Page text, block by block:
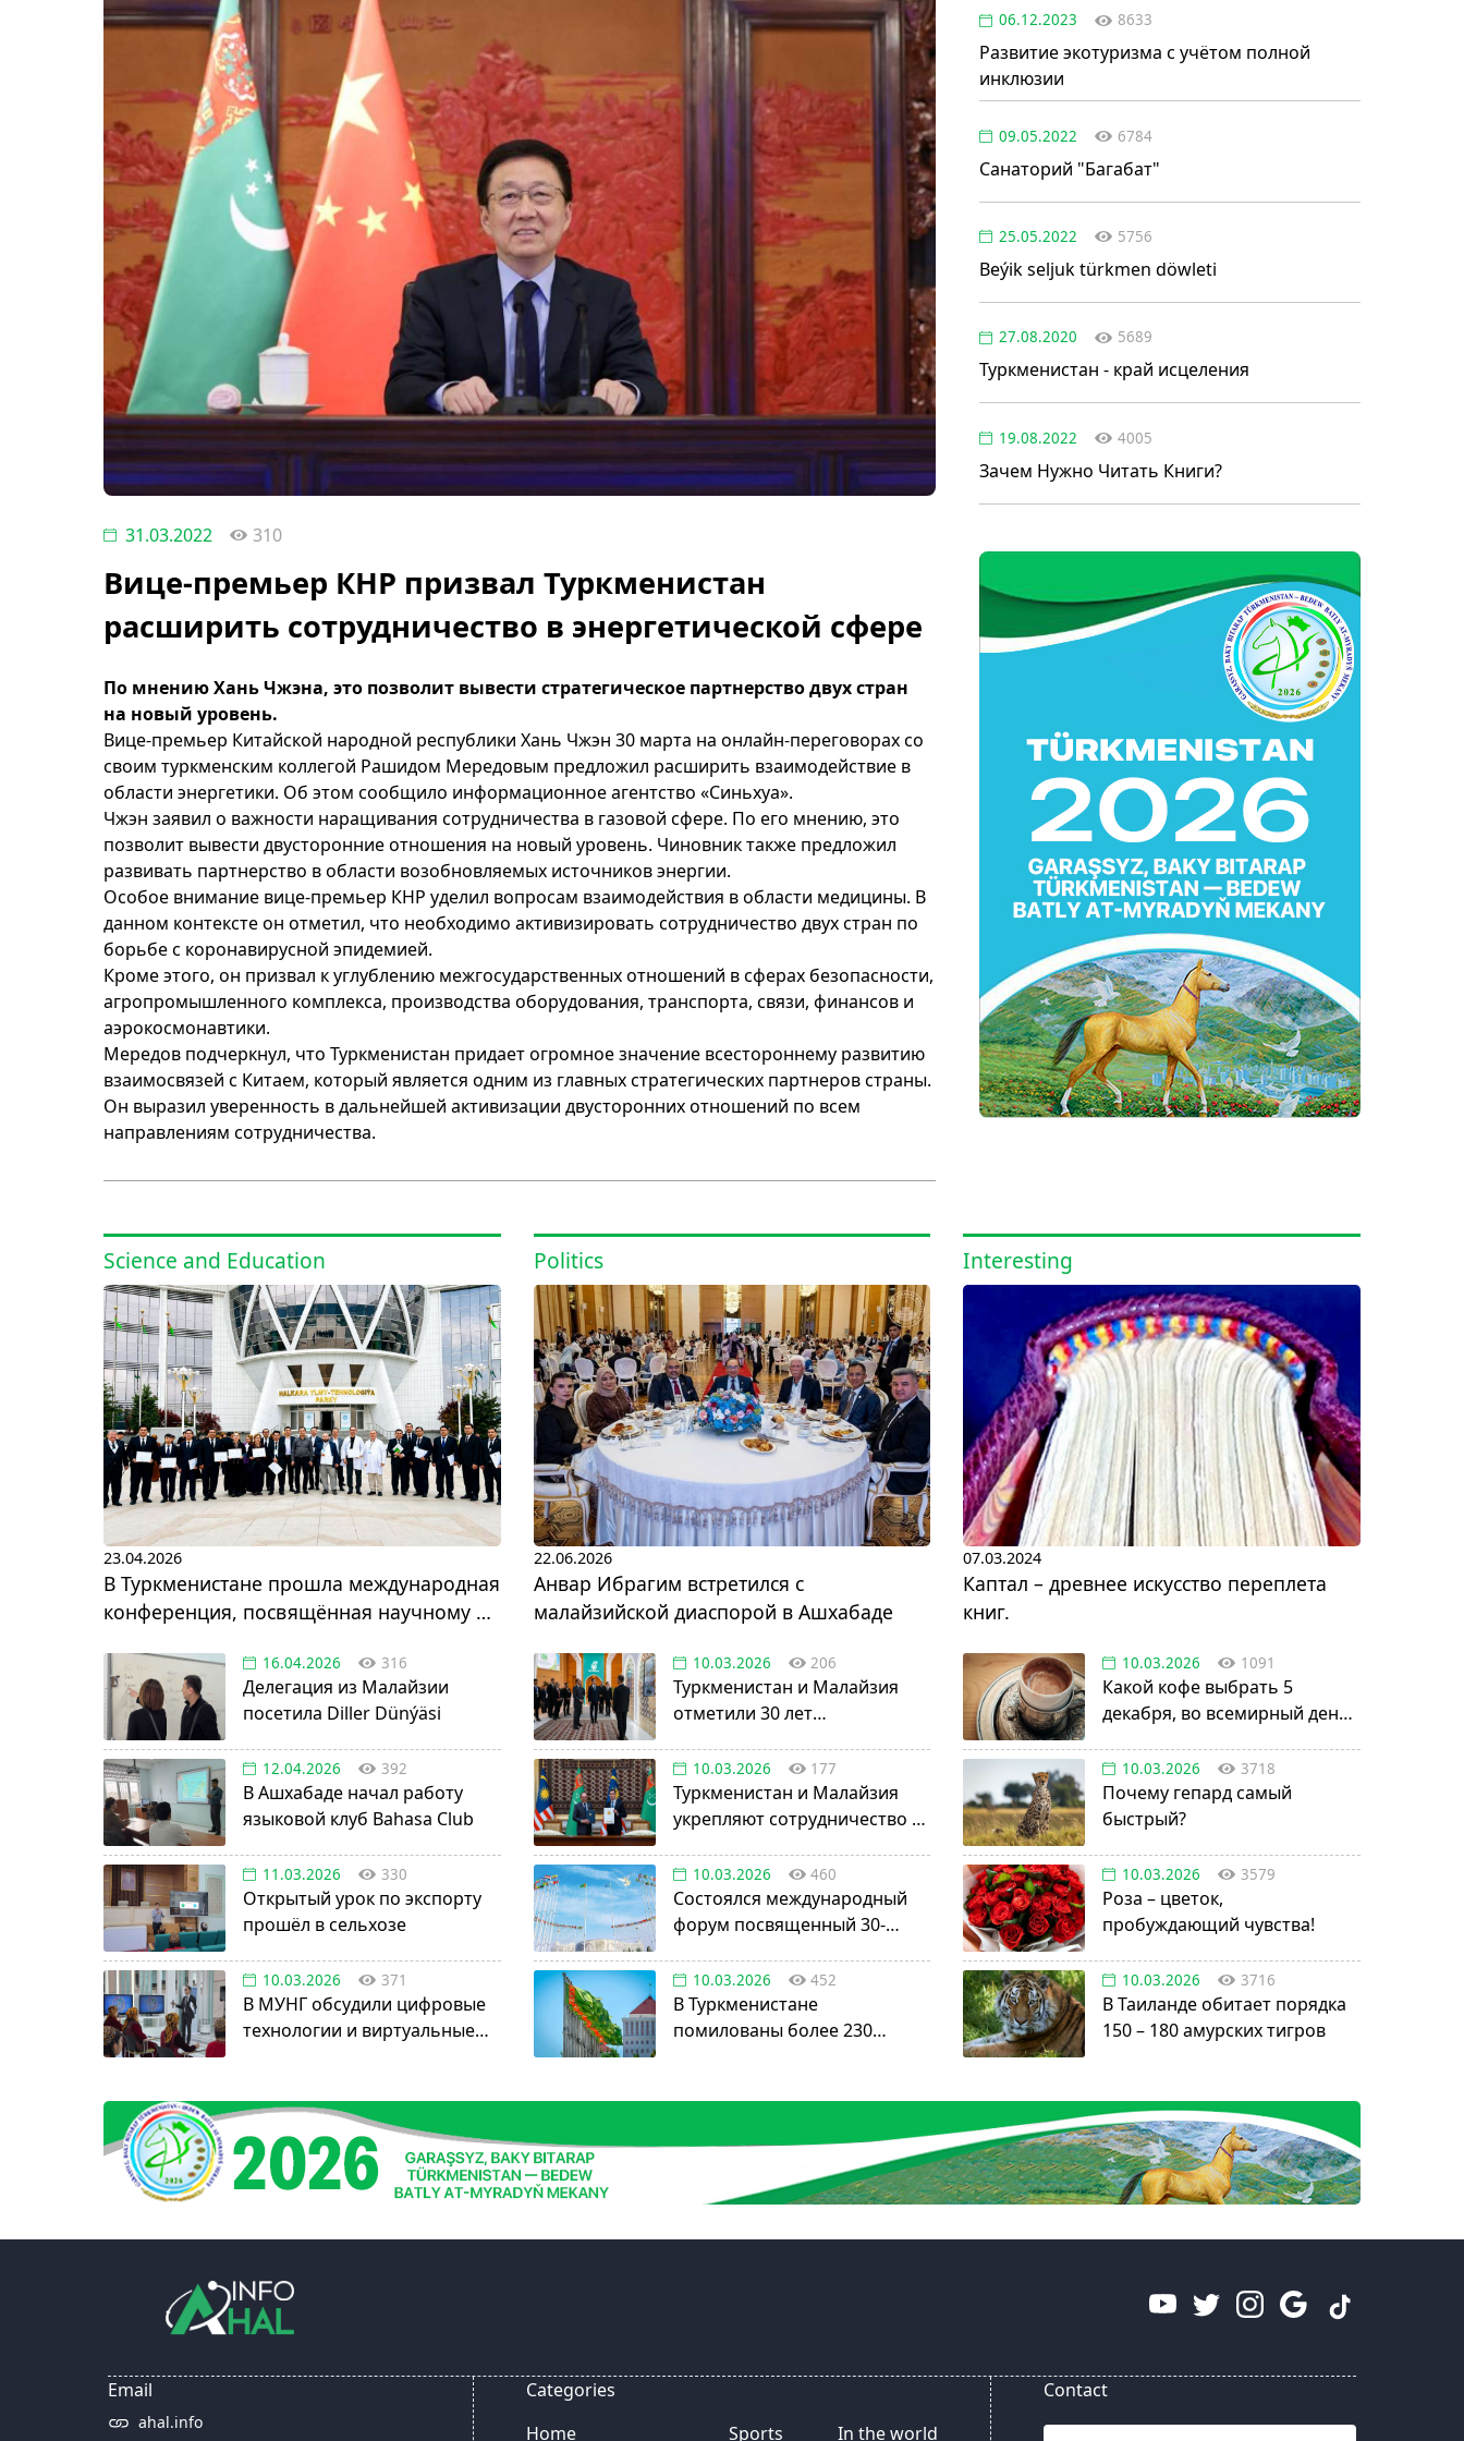
31.03.2022 310
Вице-премьер КНР призвал Туркменистан
расширить сотрудничество в энергетической сфере
По мнению Хань Чжэна, это позволит вывести стратегическое партнерство двух стран
на новый уровень.
Вице-премьер Китайской народной республики Хань Чжэн 30 марта на онлайн-переговорах со
своим туркменским коллегой Рашидом Мередовым предложил расширить взаимодействие в
области энергетики. Об этом сообщило информационное агентство «Синьхуа».
Чжэн заявил о важности наращивания сотрудничества в газовой сфере. По его мнению, это
позволит вывести двусторонние отношения на новый уровень. Чиновник также предложил
развивать партнерство в области возобновляемых источников энергии.
Особое внимание вице-премьер КНР уделил вопросам взаимодействия в области медицины. В
данном контексте он отметил, что необходимо активизировать сотрудничество двух стран по
борьбе с коронавирусной эпидемией.
Кроме этого, он призвал к углублению межгосударственных отношений в сферах безопасности,
агропромышленного комплекса, производства оборудования, транспорта, связи, финансов и
аэрокосмонавтики.
Мередов подчеркнул, что Туркменистан придает огромное значение всестороннему развитию
взаимосвязей с Китаем, который является одним из главных стратегических партнеров страны.
Он выразил уверенность в дальнейшей активизации двусторонних отношений по всем
направлениям сотрудничества.
06.12.2023 8633
Развитие экотуризма с учётом полной
инклюзии
09.05.2022 6784
Санаторий "Багабат"
25.05.2022 5756
Beýik seljuk türkmen döwleti
27.08.2020 5689
Туркменистан - край исцеления
19.08.2022 4005
Зачем Нужно Читать Книги?
Science and Education
23.04.2026
В Туркменистане прошла международная
конференция, посвящённая научному и
16.04.2026 316
Делегация из Малайзии
посетила Diller Dünýäsi
12.04.2026 392
В Ашхабаде начал работу
языковой клуб Bahasa Club
11.03.2026 330
Открытый урок по экспорту
прошёл в сельхозе
10.03.2026 371
В МУНГ обсудили цифровые
технологии и виртуальные
Politics
22.06.2026
Анвар Ибрагим встретился с
малайзийской диаспорой в Ашхабаде
10.03.2026 206
Туркменистан и Малайзия
отметили 30 лет
нефтегазовой отрасли
10.03.2026 177
Туркменистан и Малайзия
укрепляют сотрудничество в
10.03.2026 460
Состоялся международный
форум посвященный 30-
постоянного нейтралитета
10.03.2026 452
В Туркменистане
помилованы более 230
Interesting
07.03.2024
Каптал – древнее искусство переплета
книг.
10.03.2026 1091
Какой кофе выбрать 5
декабря, во всемирный день
10.03.2026 3718
Почему гепард самый
быстрый?
10.03.2026 3579
Роза – цветок,
пробуждающий чувства!
10.03.2026 3716
В Таиланде обитает порядка
150 – 180 амурских тигров
Email
ahal.info
Categories
Home
Sports In the world
Contact